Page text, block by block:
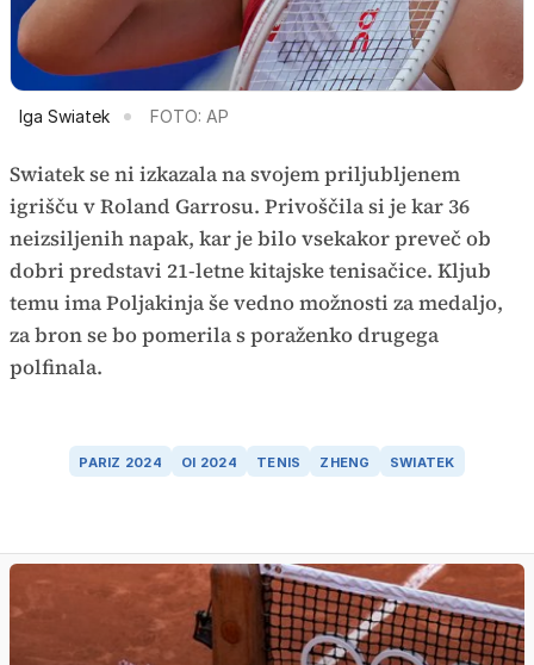
Iga Swiatek FOTO: AP
Swiatek se ni izkazala na svojem priljubljenem
igrišču v Roland Garrosu. Privoščila si je kar 36
neizsiljenih napak, kar je bilo vsekakor preveč ob
dobri predstavi 21-letne kitajske tenisačice. Kljub
temu ima Poljakinja še vedno možnosti za medaljo,
za bron se bo pomerila s poraženko drugega
polfinala.
PARIZ 2024 OI 2024 TENIS ZHENG SWIATEK